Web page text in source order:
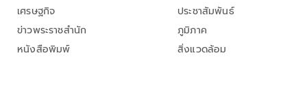
เศรษฐกิจ
ข่าวพระราชสำนัก
หนังสือพิมพ์
ประชาสัมพันธ์
ภูมิภาค
สิ่งแวดล้อม